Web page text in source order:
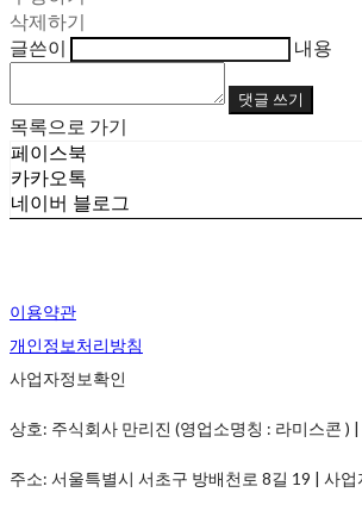
삭제하기
글쓴이
내용
댓글 쓰기
목록으로 가기
페이스북
카카오톡
네이버 블로그
이용약관
개인정보처리방침
사업자정보확인
상호: 주식회사 만리진 (영업소명칭 : 라미스콘
주소: 서울특별시 서초구 방배천로 8길 19 | 사